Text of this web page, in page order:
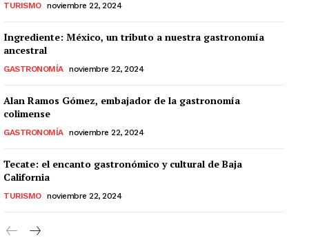
TURISMO noviembre 22, 2024
Ingrediente: México, un tributo a nuestra gastronomía
ancestral
GASTRONOMÍA noviembre 22, 2024
Alan Ramos Gómez, embajador de la gastronomía
colimense
GASTRONOMÍA noviembre 22, 2024
Tecate: el encanto gastronómico y cultural de Baja
California
TURISMO noviembre 22, 2024